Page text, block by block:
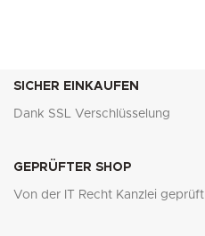
SICHER EINKAUFEN
Dank SSL Verschlüsselung
GEPRÜFTER SHOP
Von der IT Recht Kanzlei geprüft